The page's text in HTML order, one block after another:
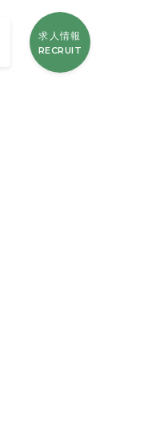
求人情報
RECRUIT